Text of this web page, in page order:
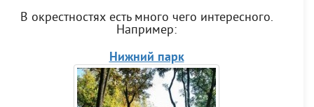
В окрестностях есть много чего интересного.
Например:
Нижний парк